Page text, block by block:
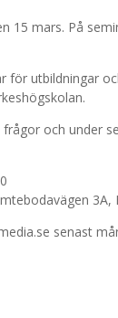
15 mars. På
för utbildningar
frågor och under
3A,
senast